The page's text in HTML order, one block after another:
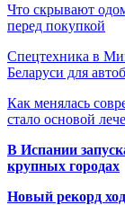
Что скрывают
перед покупкой
Спецтехника в
Беларуси для
Как менялась
стало основой
В Испании
крупных городах
Новый рекорд